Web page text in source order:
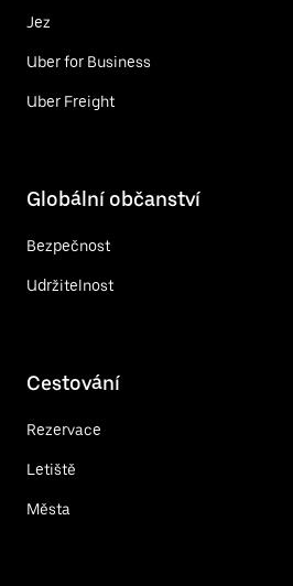
Jez
Uber for Business
Uber Freight
Globální občanství
Bezpečnost
Udržitelnost
Cestování
Rezervace
Letiště
Města